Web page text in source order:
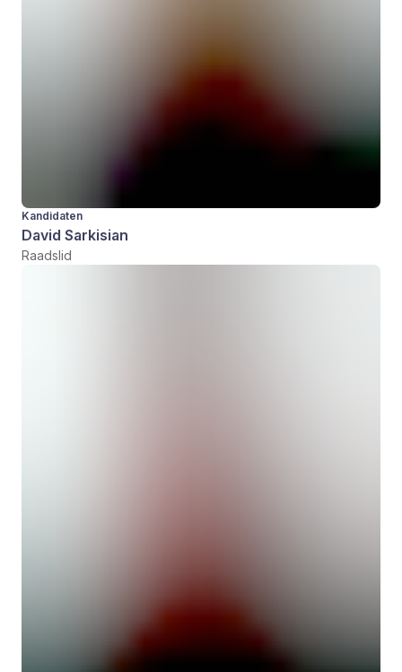
Kandidaten
David Sarkisian
Raadslid